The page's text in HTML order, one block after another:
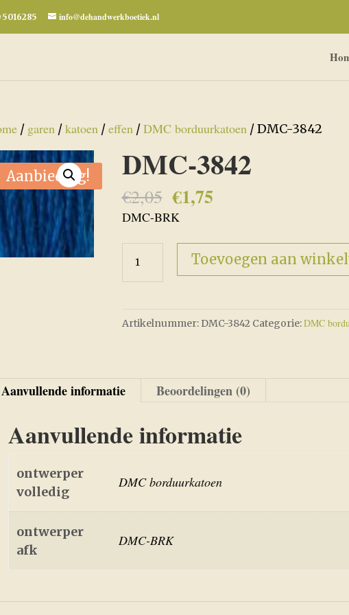
5016285 info@dehandwerkboetiek.nl
/ garen /katoen /effen /DMC borduurkatoen / DMC-3842
Aanbieding! DMC-3842
€2,05 Oorspronkelijke
prijs
€2,05.
€1,75Huidige
€1,75.
DMC-BRK
3842
Toevoegen aan
Artikelnummer: DMC-3842 Categorie:DMC
Aanvullende informatie Beoordelingen (0)
Aanvullende informatie
ontwerper
volledig
DMC borduurkatoen
ontwerper
afk
DMC-BRK